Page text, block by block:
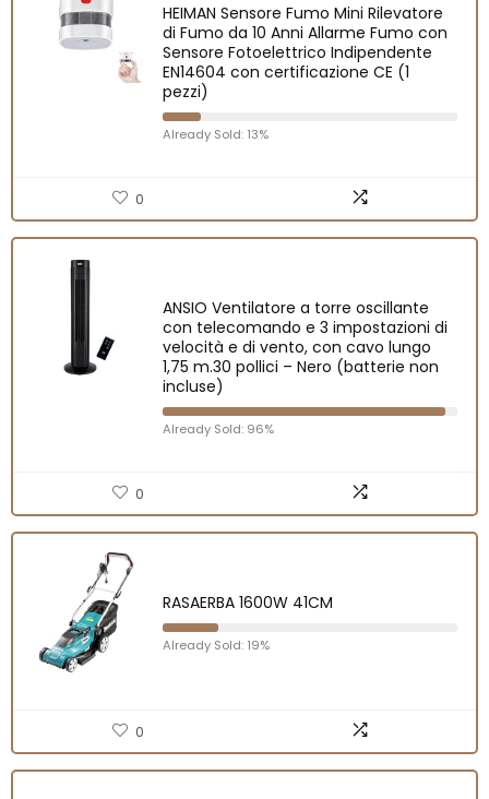
HEIMAN Sensore Fumo Mini Rilevatore
di Fumo da 10 Anni Allarme Fumo con
Sensore Fotoelettrico Indipendente
EN14604 con certificazione CE (1
pezzi)
Already Sold: 13%
0
ANSIO Ventilatore a torre oscillante
con telecomando e 3 impostazioni di
velocità e di vento, con cavo lungo
1,75 m.30 pollici – Nero (batterie non
incluse)
Already Sold: 96%
0
RASAERBA 1600W 41CM
Already Sold: 19%
0